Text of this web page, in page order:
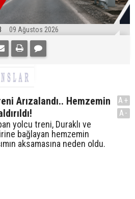
09 Ağustos 2026
Arızalandı.. Hemzemin
yolcu treni, Duraklı ve
bağlayan hemzemin
aksamasına neden oldu.
A+
A-